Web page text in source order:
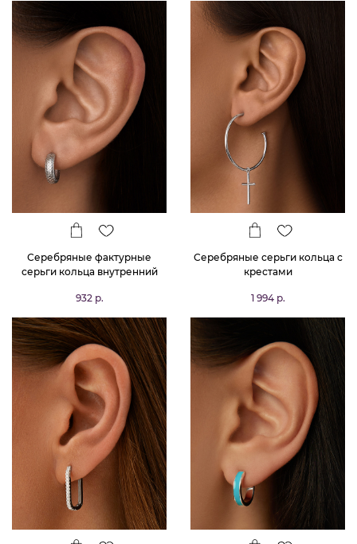
Серебряные фактурные
серьги кольца внутренний
диаметр 13мм
932 р.
Серебряные серьги кольца с
крестами
1 994 р.